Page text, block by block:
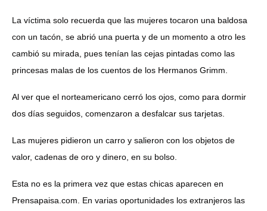
La víctima solo recuerda que las mujeres tocaron una baldosa
con un tacón, se abrió una puerta y de un momento a otro les
cambió su mirada, pues tenían las cejas pintadas como las
princesas malas de los cuentos de los Hermanos Grimm.
Al ver que el norteamericano cerró los ojos, como para dormir
dos días seguidos, comenzaron a desfalcar sus tarjetas.
Las mujeres pidieron un carro y salieron con los objetos de
valor, cadenas de oro y dinero, en su bolso.
Esta no es la primera vez que estas chicas aparecen en
Prensapaisa.com. En varias oportunidades los extranjeros las